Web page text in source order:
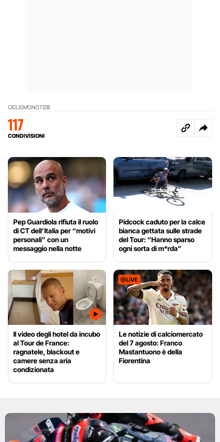
CICLISMONOTIZIE
117
CONDIVISIONI
Pep Guardiola rifiuta il ruolo
di CT dell’Italia per “motivi
personali” con un
messaggio nella notte
Pidcock caduto per la calce
bianca gettata sulle strade
del Tour: “Hanno sparso
ogni sorta di m*rda”
Il video degli hotel da incubo
al Tour de France:
ragnatele, blackout e
camere senza aria
condizionata
LIVE
Le notizie di calciomercato
del 7 agosto: Franco
Mastantuono è della
Fiorentina